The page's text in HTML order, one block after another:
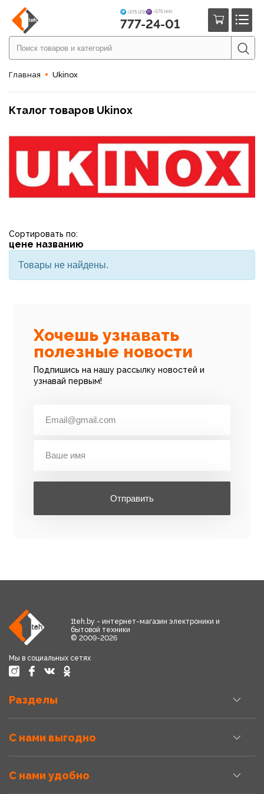
+375 (29) +375 (44)
777-24-01
Главная Ukinox
Кталог товаров Ukinox
Сортировать по:
цене названию
Товары не найдены.
Хочешь узнавать
полезные новости
Подпишись на нашу рассылку новостей и
узнавай первым!
Отправить
1teh.by - интернет-магазин электроники и
бытовой техники
© 2009-2026
Мы в социальных сетях
Разделы
С нами выгодно
С нами удобно